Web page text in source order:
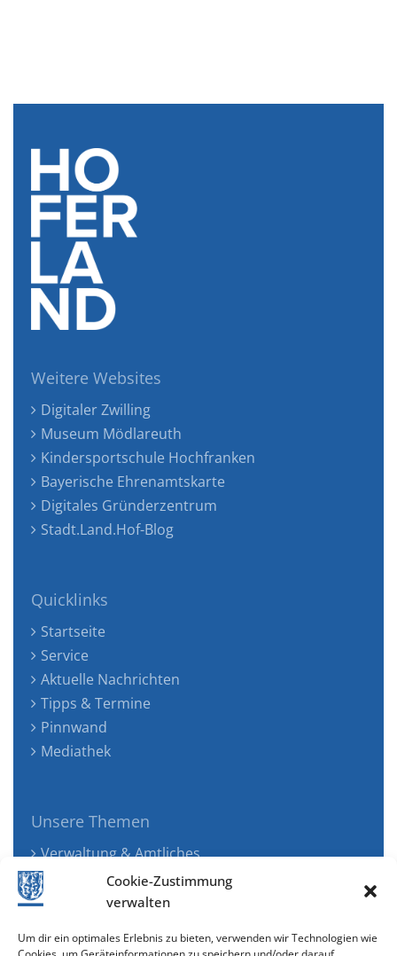
Cookie-Zustimmung
verwalten
Um dir ein optimales Erlebnis zu bieten, verwenden wir Technologien wie
Weitere Websites
Digitaler Zwilling
Museum Mödlareuth
Kindersportschule Hochfranken
Bayerische Ehrenamtskarte
Digitales Gründerzentrum
Stadt.Land.Hof-Blog
Quicklinks
Startseite
Service
Aktuelle Nachrichten
Tipps & Termine
Pinnwand
Mediathek
Unsere Themen
Verwaltung & Amtliches
Jugend, Familie & Gesundheit
Tourismus, Freizeit & Ökologie
Wirtschaft & Verkehr